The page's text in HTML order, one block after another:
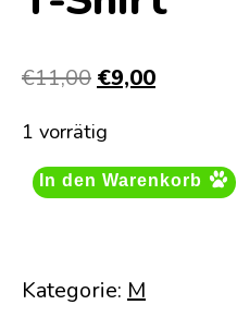
€11,00 Ursprünglicher
war:
€11,00
€9,00Aktueller
€9,00.
1 vorrätig
In den Warenkorb
Kategorie: M